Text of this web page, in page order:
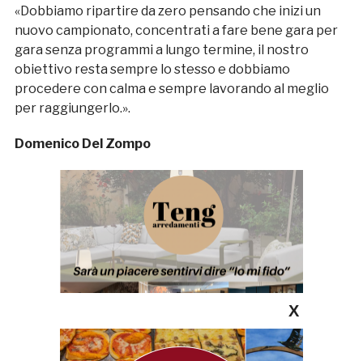
«Dobbiamo ripartire da zero pensando che inizi un
nuovo campionato, concentrati a fare bene gara per
gara senza programmi a lungo termine, il nostro
obiettivo resta sempre lo stesso e dobbiamo
procedere con calma e sempre lavorando al meglio
per raggiungerlo.».
Domenico Del Zompo
X